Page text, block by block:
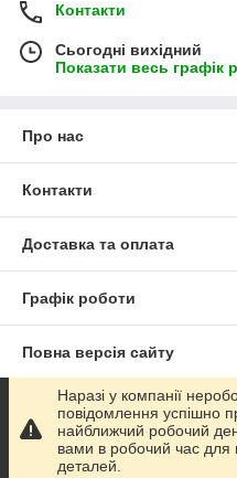
Контакти
Сьогодні вихідний
Показати весь графік
Про нас
Контакти
Доставка та оплата
Графік роботи
Повна версія сайту
Сайт створено на
Політика конфіденційності
Наразі у компанії
повідомлення успішно
найближчий робочий
вами в робочий час для
деталей.